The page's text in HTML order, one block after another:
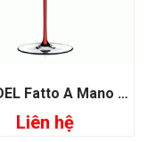
Ly RIEDEL Fatto A Mano Old World Pinot Noir Red
Liên hệ